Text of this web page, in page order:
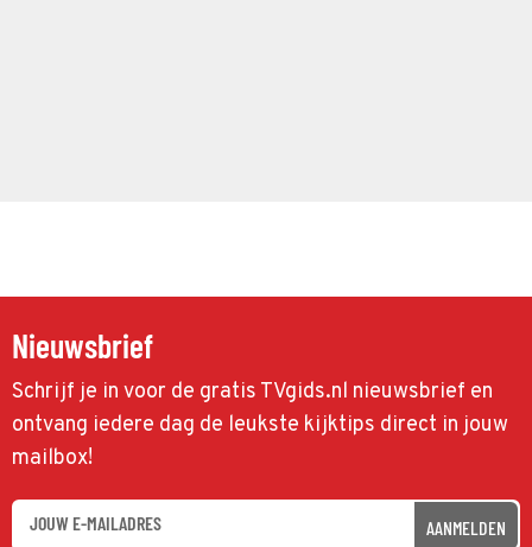
Nieuwsbrief
Schrijf je in voor de gratis TVgids.nl nieuwsbrief en
ontvang iedere dag de leukste kijktips direct in jouw
mailbox!
AANMELDEN